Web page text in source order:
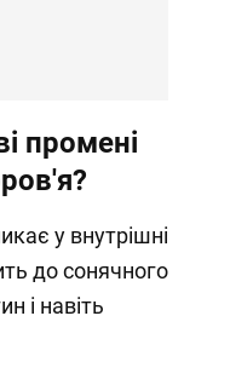
промені
у внутрішні
до сонячного
і навіть